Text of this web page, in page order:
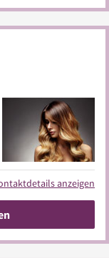
anzeigen